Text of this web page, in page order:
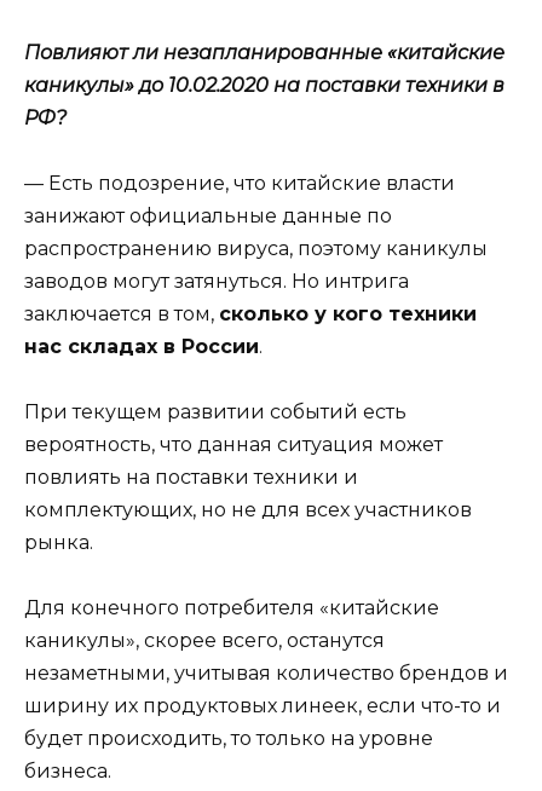
Повлияют ли незапланированные «китайские
каникулы» до 10.02.2020 на поставки техники в
РФ?
— Есть подозрение, что китайские власти
занижают официальные данные по
распространению вируса, поэтому каникулы
заводов могут затянуться. Но интрига
заключается в том, сколько у кого техники
нас складах в России.
При текущем развитии событий есть
вероятность, что данная ситуация может
повлиять на поставки техники и
комплектующих, но не для всех участников
рынка.
Для конечного потребителя «китайские
каникулы», скорее всего, останутся
незаметными, учитывая количество брендов и
ширину их продуктовых линеек, если что-то и
будет происходить, то только на уровне
бизнеса.